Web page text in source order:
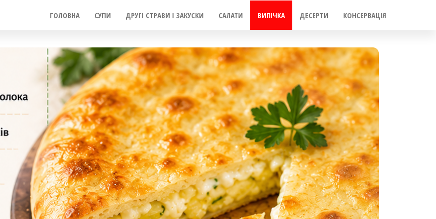
ГОЛОВНА СУПИ ДРУГІ СТРАВИ І ЗАКУСКИ САЛАТИ ВИПІЧКА ДЕСЕРТИ КОНСЕРВАЦІЯ